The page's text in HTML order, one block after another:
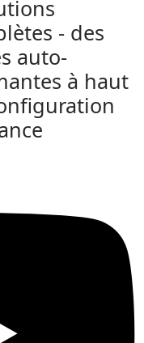
- des
auto-
à haut